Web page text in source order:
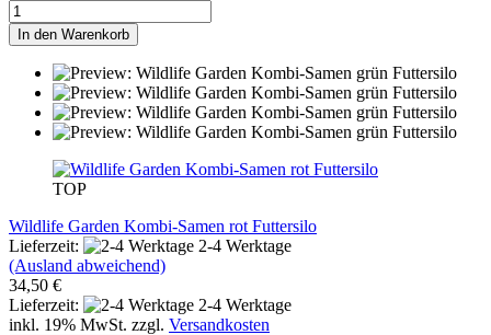
In den Warenkorb
TOP
Wildlife Garden Kombi-Samen rot Futtersilo
Lieferzeit:
2-4 Werktage
(Ausland abweichend)
34,50 €
Lieferzeit:
2-4 Werktage
inkl. 19% MwSt. zzgl. Versandkosten